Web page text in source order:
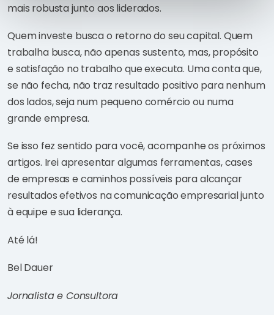
mais robusta junto aos liderados.
Quem investe busca o retorno do seu capital. Quem
trabalha busca, não apenas sustento, mas, propósito
e satisfação no trabalho que executa. Uma conta que,
se não fecha, não traz resultado positivo para nenhum
dos lados, seja num pequeno comércio ou numa
grande empresa.
Se isso fez sentido para você, acompanhe os próximos
artigos. Irei apresentar algumas ferramentas, cases
de empresas e caminhos possíveis para alcançar
resultados efetivos na comunicação empresarial junto
à equipe e sua liderança.
Até lá!
Bel Dauer
Jornalista e Consultora